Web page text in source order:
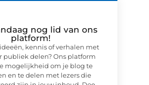
nog lid van ons
platform!
kennis of verhalen met
publiek delen? Ons platform
mogelijkheid om je blog te
en te delen met lezers die